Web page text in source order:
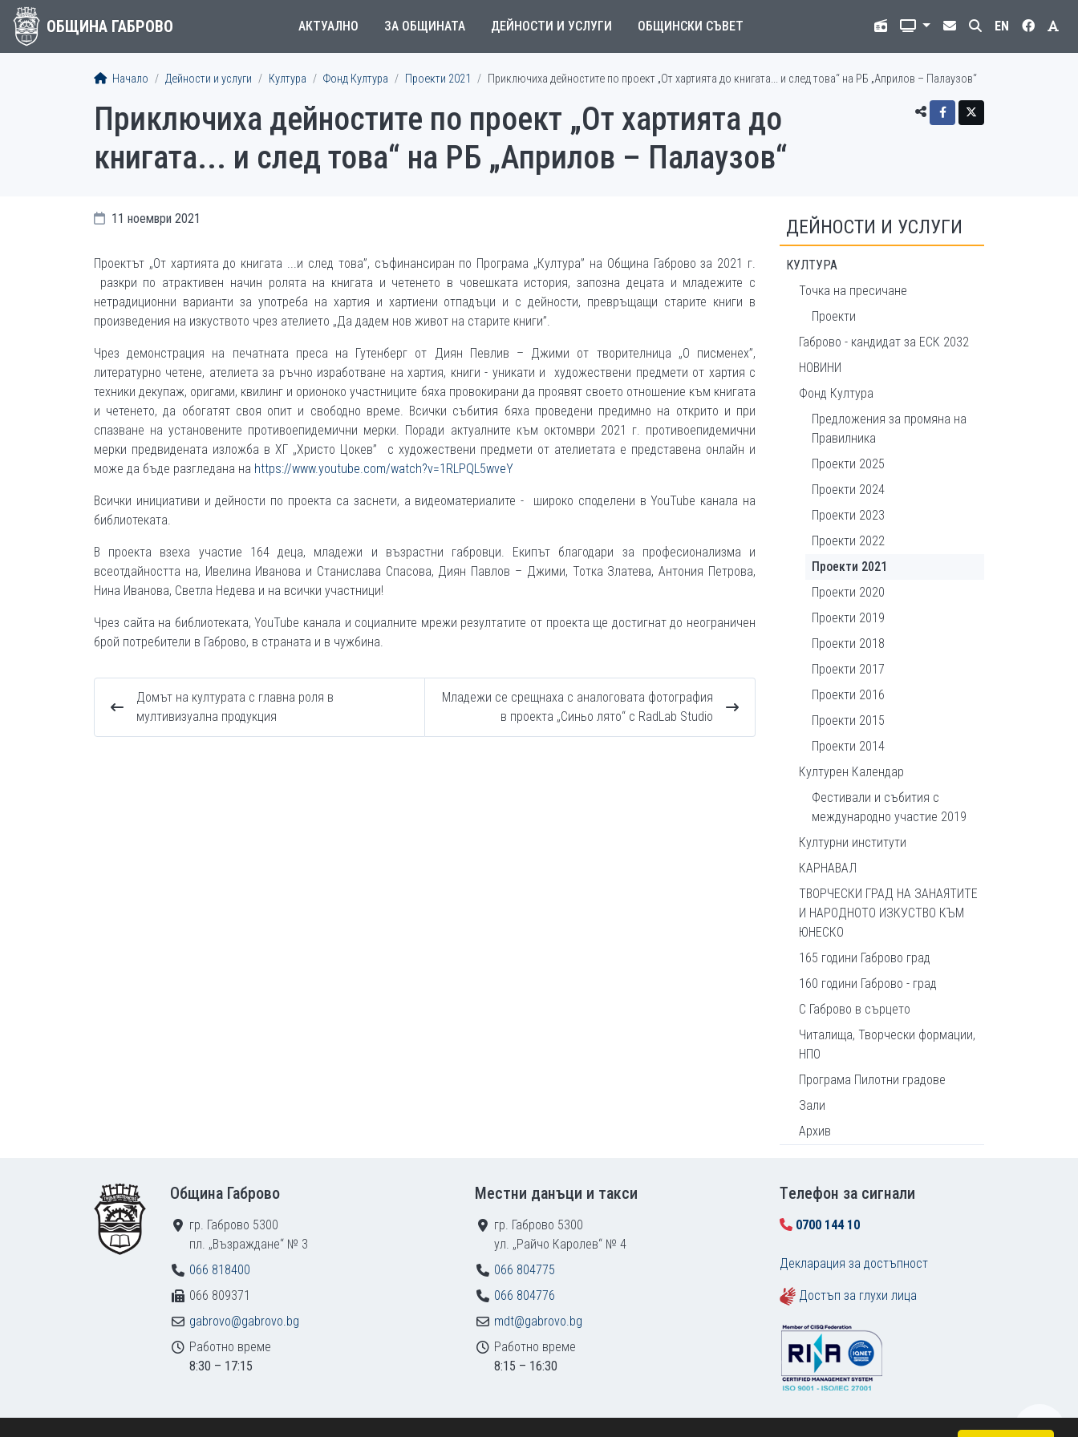
ОБЩИНА ГАБРОВО АКТУАЛНО ЗА ОБЩИНАТА ДЕЙНОСТИ И УСЛУГИ ОБЩИНСКИ СЪВЕТ EN
Начало Дейности и услуги Култура Фонд Култура Проекти 2021 Приключиха дейностите по проект „От хартията до книгата... и след това“ на РБ „Априлов – Палаузов“
Приключиха дейностите по проект „От хартията до
книгата... и след това“ на РБ „Априлов – Палаузов“
11 ноември 2021
Проектът „От хартията до книгата ...и след това”, съфинансиран по Програма „Култура” на Община Габрово за 2021 г.
разкри по атрактивен начин ролята на книгата и четенето в човешката история, запозна децата и младежите с
нетрадиционни варианти за употреба на хартия и хартиени отпадъци и с дейности, превръщащи старите книги в
произведения на изкуството чрез ателието „Да дадем нов живот на старите книги”.
Чрез демонстрация на печатната преса на Гутенберг от Диян Певлив – Джими от творителница „О писменех”,
литературно четене, ателиета за ръчно изработване на хартия, книги - уникати и художествени предмети от хартия с
техники декупаж, оригами, квилинг и орионоко участниците бяха провокирани да проявят своето отношение към книгата
и четенето, да обогатят своя опит и свободно време. Всички събития бяха проведени предимно на открито и при
спазване на установените противоепидемични мерки. Поради актуалните към октомври 2021 г. противоепидемични
мерки предвидената изложба в ХГ „Христо Цокев” с художествени предмети от ателиетата е представена онлайн и
може да бъде разгледана на https://www.youtube.com/watch?v=1RLPQL5wveY
Всички инициативи и дейности по проекта са заснети, а видеоматериалите - широко споделени в YouTube канала на
библиотеката.
В проекта взеха участие 164 деца, младежи и възрастни габровци. Екипът благодари за професионализма и
всеотдайността на, Ивелина Иванова и Станислава Спасова, Диян Павлов – Джими, Тотка Златева, Антония Петрова,
Нина Иванова, Светла Недева и на всички участници!
Чрез сайта на библиотеката, YouTube канала и социалните мрежи резултатите от проекта ще достигнат до неограничен
брой потребители в Габрово, в страната и в чужбина.
Домът на културата с главна роля в
мултивизуална продукция
Младежи се срещнаха с аналоговата фотография
в проекта „Синьо лято“ с RadLab Studio
ДЕЙНОСТИ И УСЛУГИ
КУЛТУРА
Точка на пресичане
Проекти
Габрово - кандидат за ЕСК 2032
НОВИНИ
Фонд Култура
Предложения за промяна на
Правилника
Проекти 2025
Проекти 2024
Проекти 2023
Проекти 2022
Проекти 2021
Проекти 2020
Проекти 2019
Проекти 2018
Проекти 2017
Проекти 2016
Проекти 2015
Проекти 2014
Културен Календар
Фестивали и събития с
международно участие 2019
Културни институти
КАРНАВАЛ
ТВОРЧЕСКИ ГРАД НА ЗАНАЯТИТЕ
И НАРОДНОТО ИЗКУСТВО КЪМ
ЮНЕСКО
165 години Габрово град
160 години Габрово - град
С Габрово в сърцето
Читалища, Творчески формации,
НПО
Програма Пилотни градове
Зали
Архив
Община Габрово
гр. Габрово 5300
пл. „Възраждане“ № 3
066 818400
066 809371
gabrovo@gabrovo.bg
Работно време
8:30 – 17:15
Местни данъци и такси
гр. Габрово 5300
ул. „Райчо Каролев“ № 4
066 804775
066 804776
mdt@gabrovo.bg
Работно време
8:15 – 16:30
Tелефон за сигнали
0700 144 10
Декларация за достъпност
Достъп за глухи лица